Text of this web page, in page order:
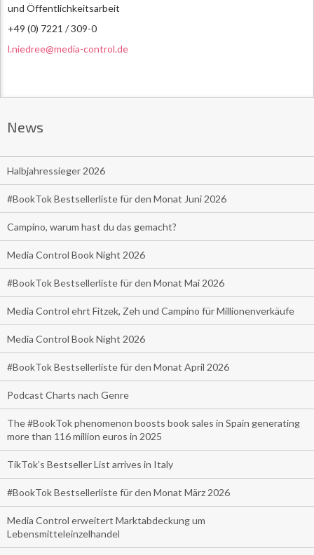
und Öffentlichkeitsarbeit
+49 (0) 7221 / 309-0
l.niedree@media-control.de
News
Halbjahressieger 2026
#BookTok Bestsellerliste für den Monat Juni 2026
Campino, warum hast du das gemacht?
Media Control Book Night 2026
#BookTok Bestsellerliste für den Monat Mai 2026
Media Control ehrt Fitzek, Zeh und Campino für Millionenverkäufe
Media Control Book Night 2026
#BookTok Bestsellerliste für den Monat April 2026
Podcast Charts nach Genre
The #BookTok phenomenon boosts book sales in Spain generating
more than 116 million euros in 2025
TikTok’s Bestseller List arrives in Italy
#BookTok Bestsellerliste für den Monat März 2026
Media Control erweitert Marktabdeckung um
Lebensmitteleinzelhandel